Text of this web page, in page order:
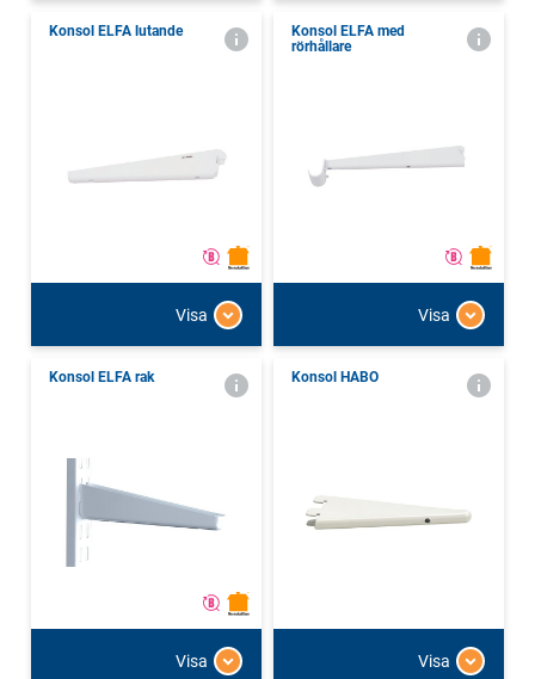
Konsol ELFA lutande
Visa
Konsol ELFA med
rörhållare
Visa
Konsol ELFA rak
Visa
Konsol HABO
Visa